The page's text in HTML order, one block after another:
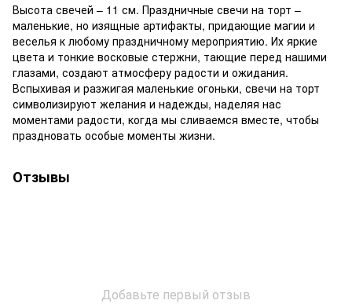
Высота свечей – 11 см. Праздничные свечи на торт –
маленькие, но изящные артифакты, придающие магии и
веселья к любому праздничному мероприятию. Их яркие
цвета и тонкие восковые стержни, тающие перед нашими
глазами, создают атмосферу радости и ожидания.
Вспыхивая и разжигая маленькие огоньки, свечи на торт
символизируют желания и надежды, наделяя нас
моментами радости, когда мы сливаемся вместе, чтобы
праздновать особые моменты жизни.
Отзывы
Добавьте первый отзыв